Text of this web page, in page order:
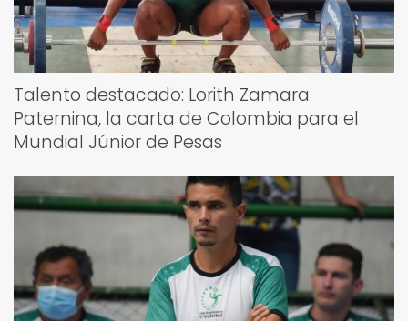
Talento destacado: Lorith Zamara
Paternina, la carta de Colombia para el
Mundial Júnior de Pesas